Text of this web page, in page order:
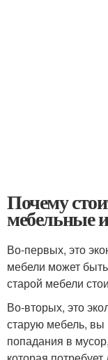
Почему
мебельные
Во-первых, это
мебели может
старой мебели
Во-вторых, это
старую мебель, вы
попадания в